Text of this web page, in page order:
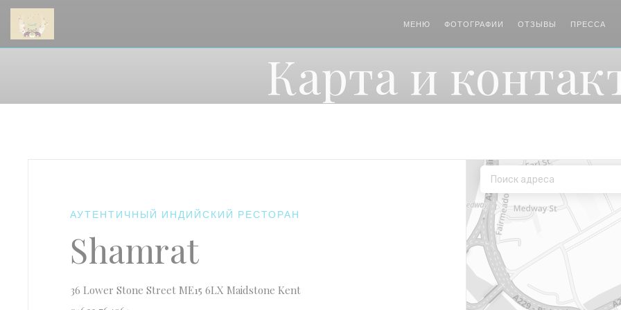
Панель управления cookies
МЕНЮ ФОТОГРАФИИ ОТЗЫВЫ ПРЕССА
Карта и
АУТЕНТИЧНЫЙ ИНДИЙСКИЙ РЕСТОРАН
Shamrat
36 Lower Stone Street ME15 6LX Maidstone Kent